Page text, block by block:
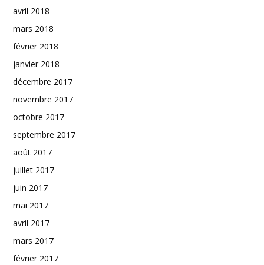
avril 2018
mars 2018
février 2018
janvier 2018
décembre 2017
novembre 2017
octobre 2017
septembre 2017
août 2017
juillet 2017
juin 2017
mai 2017
avril 2017
mars 2017
février 2017